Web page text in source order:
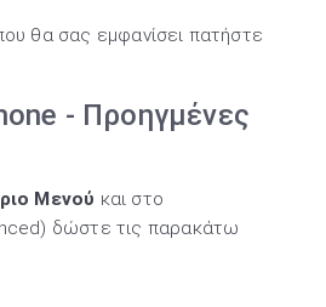
θα σας εμφανίσει πατήστε
- Προηγμένες
Μενού και στο
δώστε τις παρακάτω